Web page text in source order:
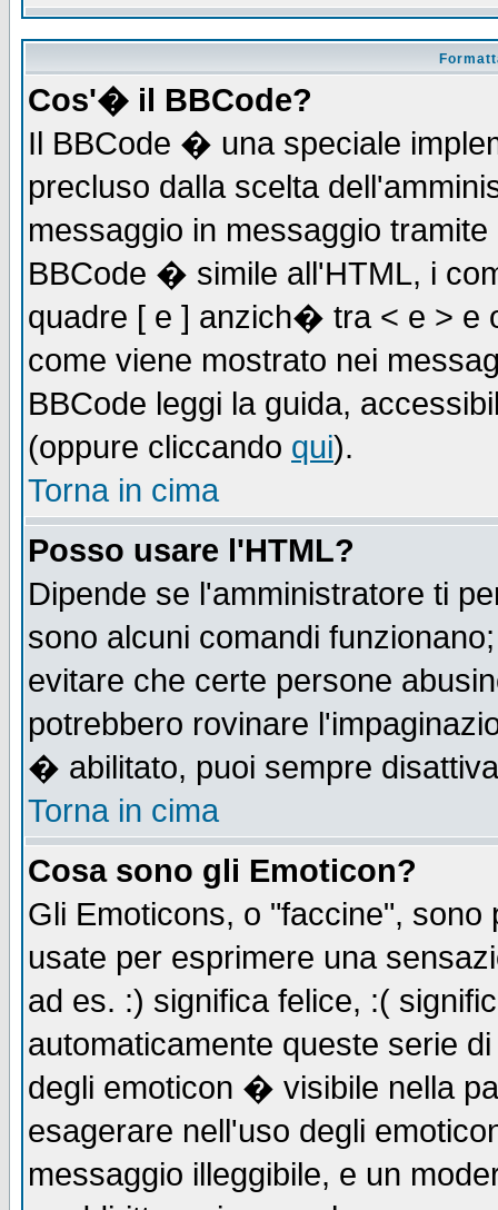
Cos'� il BBCode?
Il BBCode � una speciale
precluso dalla scelta
messaggio in messaggio
BBCode � simile all'HTML, i
quadre [ e ] anzich� tra < e > e
come viene mostrato nei
BBCode leggi la guida,
(oppure cliccando qui).
Torna in cima
Posso usare l'HTML?
Dipende se l'amministratore ti
sono alcuni comandi
evitare che certe persone
potrebbero rovinare
� abilitato, puoi sempre
Torna in cima
Cosa sono gli Emoticon?
Gli Emoticons, o "faccine",
usate per esprimere una
ad es. :) significa felice, :(
automaticamente queste serie
degli emoticon � visibile nella
esagerare nell'uso degli
messaggio illeggibile, e un